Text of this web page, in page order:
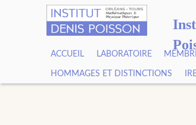
ACCUEIL LABORATOIRE
HOMMAGES ET DISTINCTIONS